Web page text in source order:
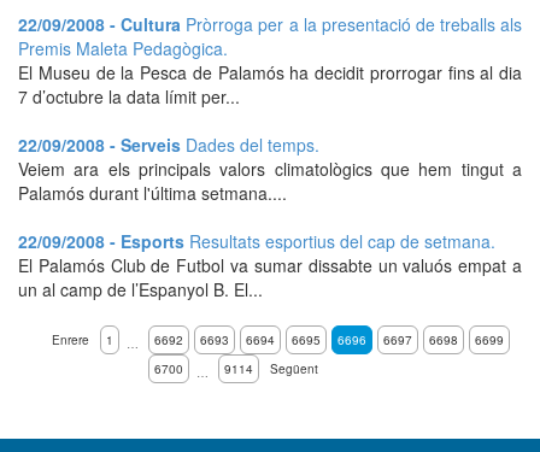
22/09/2008 - Cultura Pròrroga per a la presentació de treballs als
Premis Maleta Pedagògica.
El Museu de la Pesca de Palamós ha decidit prorrogar fins al dia
7 d’octubre la data límit per...
22/09/2008 - Serveis Dades del temps.
Veiem ara els principals valors climatològics que hem tingut a
Palamós durant l'última setmana....
22/09/2008 - Esports Resultats esportius del cap de setmana.
El Palamós Club de Futbol va sumar dissabte un valuós empat a
un al camp de l’Espanyol B. El...
Enrere 1 … 6692 6693 6694 6695 6696 6697 6698
6699
6700
… 9114 Següent